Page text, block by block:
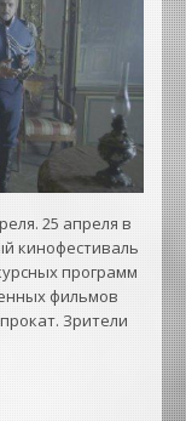
25 апреля в
кинофестиваль
программ
фильмов
Зрители